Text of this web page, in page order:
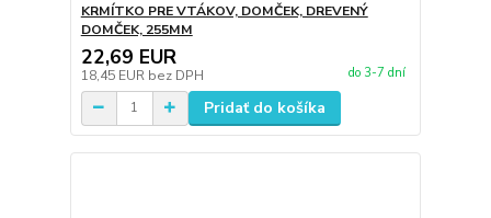
KRMÍTKO PRE VTÁKOV, DOMČEK, DREVENÝ
DOMČEK, 255MM
22,69 EUR
18,45 EUR bez DPH do 3-7 dní
Pridať do košíka